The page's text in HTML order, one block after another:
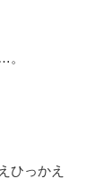
。
ひっかえ